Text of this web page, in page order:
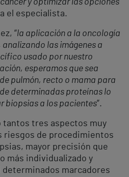
y optimizar las opciones
el especialista.
“la aplicación a la oncología
las imágenes a
usado por nuestro
esperamos que sea
pulmón, recto o mama para
determinadas proteínas lo
biopsias a los pacientes”.
tantos tres aspectos muy
de procedimientos
mayor precisión que
más individualizado y
marcadores